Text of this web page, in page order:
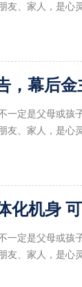
友、家人，是心
，幕后
一定是父母或孩
友、家人，是心
化机身
一定是父母或孩
友、家人，是心